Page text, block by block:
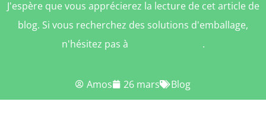
J'espère que vous apprécierez la lecture de cet article de
blog. Si vous recherchez des solutions d'emballage,
n'hésitez pas à
.
Amos 26 mars Blog